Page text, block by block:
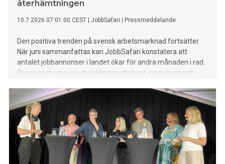
återhämtningen
10.7.2026 07:01:00 CEST JobbSafari Pressmeddelande
Den positiva trenden på svensk arbetsmarknad fortsätter.
När juni sammanfattas kan JobbSafari konstatera att
antalet jobbannonser i landet ökar för andra månaden i rad.
Precis som i maj är utvecklingen starkast inom bygg och